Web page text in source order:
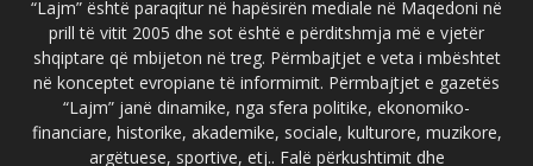
“Lajm” është paraqitur në hapësirën mediale në Maqedoni në
prill të vitit 2005 dhe sot është e përditshmja më e vjetër
shqiptare që mbijeton në treg. Përmbajtjet e veta i mbështet
në konceptet evropiane të informimit. Përmbajtjet e gazetës
“Lajm” janë dinamike, nga sfera politike, ekonomiko-
financiare, historike, akademike, sociale, kulturore, muzikore,
argëtuese, sportive, etj.. Falë përkushtimit dhe